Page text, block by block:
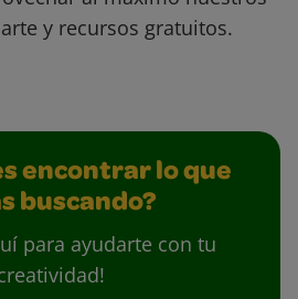
y recursos gratuitos.
encontrar lo que
buscando?
para ayudarte con tu